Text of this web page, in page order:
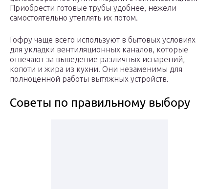
Приобрести готовые трубы удобнее, нежели
самостоятельно утеплять их потом.
Гофру чаще всего используют в бытовых условиях
для укладки вентиляционных каналов, которые
отвечают за выведение различных испарений,
копоти и жира из кухни. Они незаменимы для
полноценной работы вытяжных устройств.
Советы по правильному выбору